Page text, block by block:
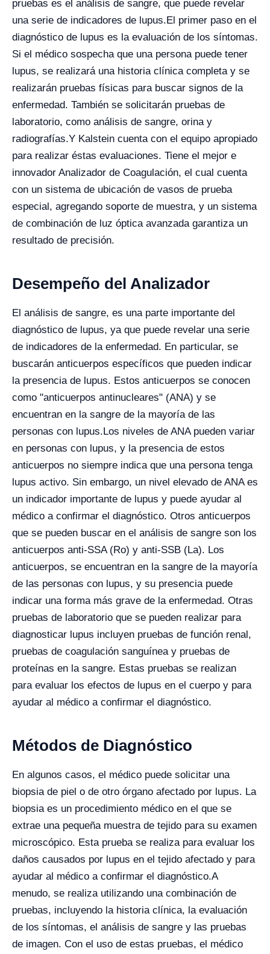
pruebas es el análisis de sangre, que puede revelar
una serie de indicadores de lupus.El primer paso en el
diagnóstico de lupus es la evaluación de los síntomas.
Si el médico sospecha que una persona puede tener
lupus, se realizará una historia clínica completa y se
realizarán pruebas físicas para buscar signos de la
enfermedad. También se solicitarán pruebas de
laboratorio, como análisis de sangre, orina y
radiografías.Y Kalstein cuenta con el equipo apropiado
para realizar éstas evaluaciones. Tiene el mejor e
innovador Analizador de Coagulación, el cual cuenta
con un sistema de ubicación de vasos de prueba
especial, agregando soporte de muestra, y un sistema
de combinación de luz óptica avanzada garantiza un
resultado de precisión.
Desempeño del Analizador
El análisis de sangre, es una parte importante del
diagnóstico de lupus, ya que puede revelar una serie
de indicadores de la enfermedad. En particular, se
buscarán anticuerpos específicos que pueden indicar
la presencia de lupus. Estos anticuerpos se conocen
como "anticuerpos antinucleares" (ANA) y se
encuentran en la sangre de la mayoría de las
personas con lupus.Los niveles de ANA pueden variar
en personas con lupus, y la presencia de estos
anticuerpos no siempre indica que una persona tenga
lupus activo. Sin embargo, un nivel elevado de ANA es
un indicador importante de lupus y puede ayudar al
médico a confirmar el diagnóstico. Otros anticuerpos
que se pueden buscar en el análisis de sangre son los
anticuerpos anti-SSA (Ro) y anti-SSB (La). Los
anticuerpos, se encuentran en la sangre de la mayoría
de las personas con lupus, y su presencia puede
indicar una forma más grave de la enfermedad. Otras
pruebas de laboratorio que se pueden realizar para
diagnosticar lupus incluyen pruebas de función renal,
pruebas de coagulación sanguínea y pruebas de
proteínas en la sangre. Estas pruebas se realizan
para evaluar los efectos de lupus en el cuerpo y para
ayudar al médico a confirmar el diagnóstico.
Métodos de Diagnóstico
En algunos casos, el médico puede solicitar una
biopsia de piel o de otro órgano afectado por lupus. La
biopsia es un procedimiento médico en el que se
extrae una pequeña muestra de tejido para su examen
microscópico. Esta prueba se realiza para evaluar los
daños causados ​​por lupus en el tejido afectado y para
ayudar al médico a confirmar el diagnóstico.A
menudo, se realiza utilizando una combinación de
pruebas, incluyendo la historia clínica, la evaluación
de los síntomas, el análisis de sangre y las pruebas
de imagen. Con el uso de estas pruebas, el médico